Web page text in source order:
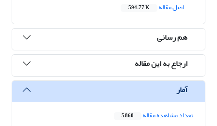
اصل مقاله
594.77 K
هم رسانی
ارجاع به این مقاله
آمار
تعداد مشاهده مقاله 5,860